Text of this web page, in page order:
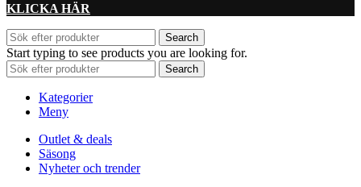
KLICKA HÄR
Search
Start typing to see products you are looking for.
Search
Kategorier
Meny
Outlet & deals
Säsong
Nyheter och trender